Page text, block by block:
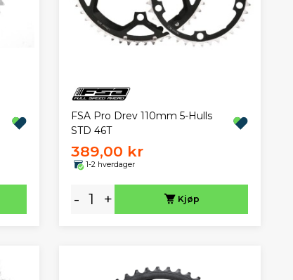
FSA Pro Drev 110mm 5-Hulls
STD 46T
389,00 kr
1-2 hverdager
- + Kjøp